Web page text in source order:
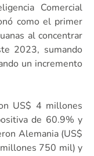
Comercial
como el primer
al concentrar
2023, sumando
un incremento
US$ 4 millones
de 60.9% y
Alemania (US$
750 mil) y